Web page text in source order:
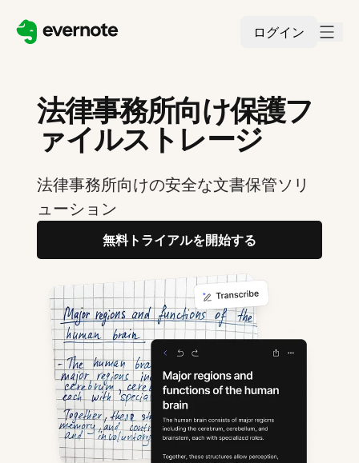
ログイン
法律事務所向け保護フ
ァイルストレージ
法律事務所向けの安全な文書保管ソリ
ューション
無料トライアルを開始する